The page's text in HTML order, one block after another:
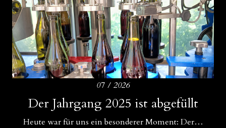
07 / 2026
Der Jahrgang 2025 ist abgefüllt
Heute war für uns ein besonderer Moment: Der…
Amphoren als ideale Ergänzung zu
Betonfässern und Betoneiern
Drei Bühnen für unsere Weine
Für uns im WeinGut Seppi sind Begegnungen ein…